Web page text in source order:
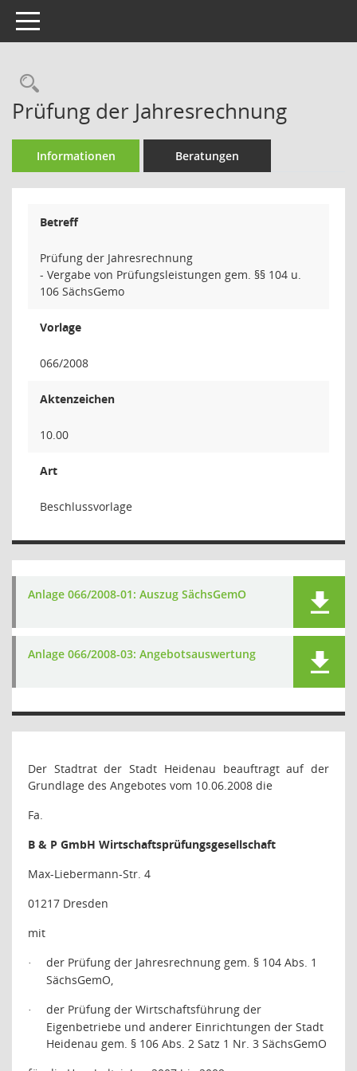
Toggle navigation
Rechercheauswahl
Prüfung der Jahresrechnung
Informationen Beratungen
Betreff
Prüfung der Jahresrechnung
- Vergabe von Prüfungsleistungen gem. §§ 104 u.
106 SächsGemo
Vorlage
066/2008
Aktenzeichen
10.00
Art
Beschlussvorlage
Anlage 066/2008-01: Auszug SächsGemO
Anlage 066/2008-03: Angebotsauswertung
Der Stadtrat der Stadt Heidenau beauftragt auf der
Grundlage des Angebotes vom 10.06.2008 die
Fa.
B & P GmbH Wirtschaftsprüfungsgesellschaft
Max-Liebermann-Str. 4
01217 Dresden
mit
·
der Prüfung der Jahresrechnung gem. § 104 Abs. 1
SächsGemO,
·
der Prüfung der Wirtschaftsführung der
Eigenbetriebe und anderer Einrichtungen der Stadt
Heidenau gem. § 106 Abs. 2 Satz 1 Nr. 3 SächsGemO